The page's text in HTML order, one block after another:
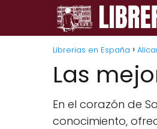
Librerias en España
Las
En el corazón de
conocimiento,